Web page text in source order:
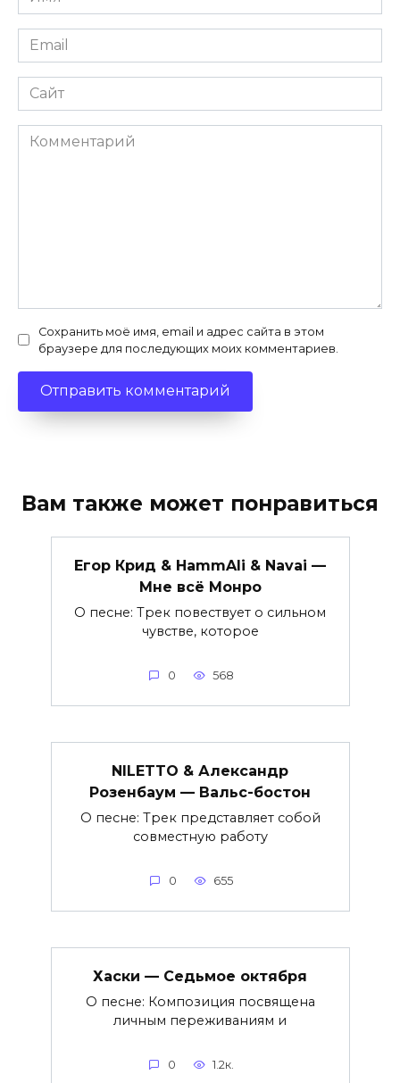
*
Email
*
Сайт
Комментарий
Сохранить моё имя, email и адрес сайта в этом
браузере для последующих моих комментариев.
Вам также может понравиться
Егор Крид & HammAli & Navai —
Мне всё Монро
О песне: Трек повествует о сильном
чувстве, которое
0 568
NILETTO & Александр
Розенбаум — Вальс-бостон
О песне: Трек представляет собой
совместную работу
0 655
Хаски — Седьмое октября
О песне: Композиция посвящена
личным переживаниям и
0 1.2к.